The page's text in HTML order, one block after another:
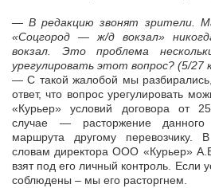
— В редакцию звонят зрители.
«Соцгород — ж/д вокзал»
вокзал. Это проблема
урегулировать этот вопрос? (5/27
— С такой жалобой мы
ответ, что вопрос урегулировать
«Курьер» условий договора от
случае — расторжение
маршрута другому
словам директора ООО «Курьер»
взят под его личный контроль. Если
соблюдены – мы его расторгнем.